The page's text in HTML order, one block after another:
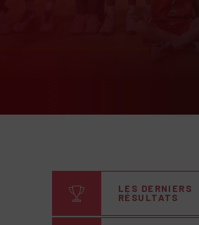
LES DERNIERS
RÉSULTATS